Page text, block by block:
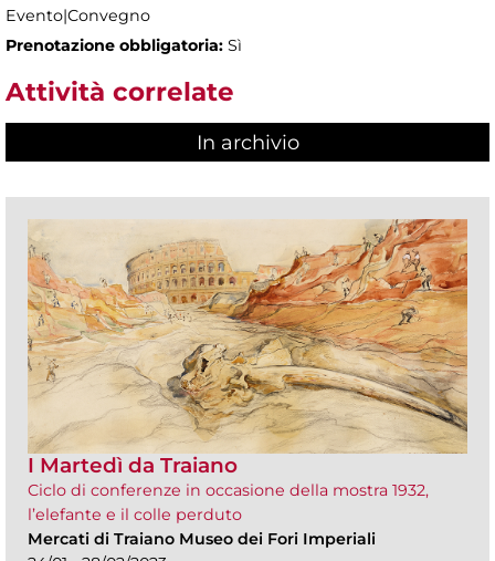
Evento|Convegno
Prenotazione obbligatoria: Sì
Attività correlate
In archivio
I Martedì da Traiano
Ciclo di conferenze in occasione della mostra 1932,
l’elefante e il colle perduto
Mercati di Traiano Museo dei Fori Imperiali